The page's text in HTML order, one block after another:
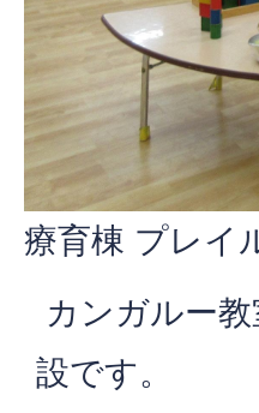
療育棟 プレイ
カンガルー
設です。